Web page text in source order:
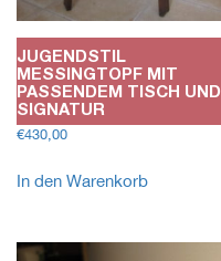
JUGENDSTIL
MESSINGTOPF MIT
PASSENDEM TISCH UND
SIGNATUR
€430,00
In den Warenkorb